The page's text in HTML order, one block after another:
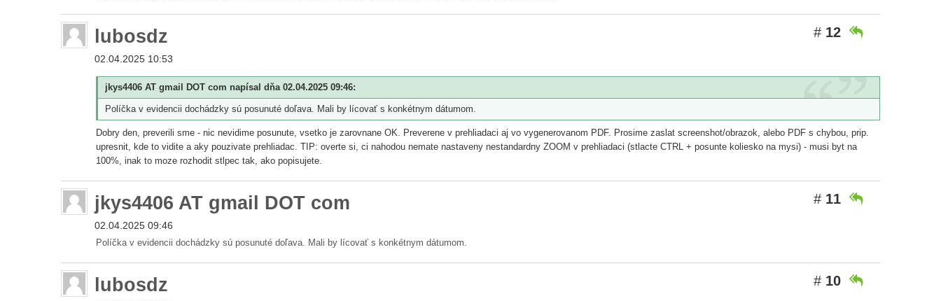
lubosdz
02.04.2025 10:53
# 12 
jkys4406 AT gmail DOT com napísal dňa 02.04.2025 09:46:
Políčka v evidencii dochádzky sú posunuté doľava. Mali by lícovať s konkétnym dátumom.
Dobry den, preverili sme - nic nevidime posunute, vsetko je zarovnane OK. Preverene v prehliadaci aj vo vygenerovanom PDF. Prosime zaslat screenshot/obrazok, alebo PDF s chybou, prip.
upresnit, kde to vidite a aky pouzivate prehliadac. TIP: overte si, ci nahodou nemate nastaveny nestandardny ZOOM v prehliadaci (stlacte CTRL + posunte koliesko na mysi) - musi byt na
100%, inak to moze rozhodit stlpec tak, ako popisujete.
jkys4406 AT gmail DOT com
02.04.2025 09:46
# 11 
Políčka v evidencii dochádzky sú posunuté doľava. Mali by lícovať s konkétnym dátumom.
lubosdz # 10 